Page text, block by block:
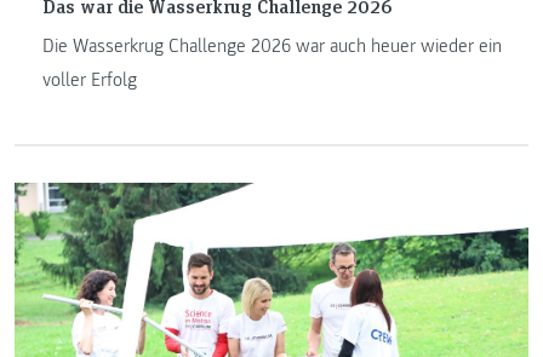
Das war die Wasserkrug Challenge 2026
Die Wasserkrug Challenge 2026 war auch heuer wieder ein
voller Erfolg